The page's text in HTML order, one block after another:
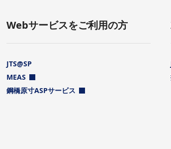
Webサービスをご利用の方
JTS@SP
MEAS
鋼橋原寸ASPサービス